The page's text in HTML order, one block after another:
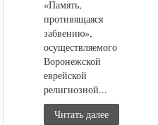
«Память,
противящаяся
забвению»,
осуществляемого
Воронежской
еврейской
религиозной...
Читать далее